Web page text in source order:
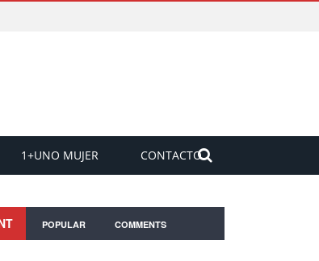
1+UNO MUJER CONTACTO
POPULAR COMMENTS